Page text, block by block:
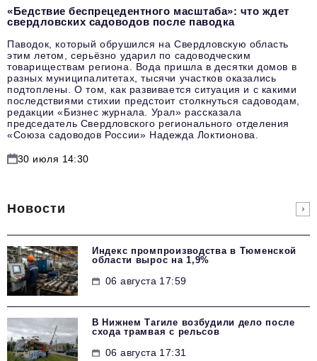
«Бедствие беспрецедентного масштаба»: что ждет
свердловских садоводов после паводка
Паводок, который обрушился на Свердловскую область
этим летом, серьёзно ударил по садоводческим
товариществам региона. Вода пришла в десятки домов в
разных муниципалитетах, тысячи участков оказались
подтоплены. О том, как развивается ситуация и с какими
последствиями стихии предстоит столкнуться садоводам,
редакции «Бизнес журнала. Урал» рассказала
председатель Свердловского регионального отделения
«Союза садоводов России» Надежда Локтионова.
30 июля 14:30
Новости
Индекс промпроизводства в Тюменской
области вырос на 1,9%
06 августа 17:59
В Нижнем Тагиле возбудили дело после
схода трамвая с рельсов
06 августа 17:31